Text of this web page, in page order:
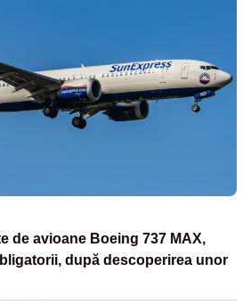
de avioane Boeing 737 MAX,
după descoperirea unor